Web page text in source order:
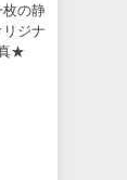
枚の静
ジナ
★